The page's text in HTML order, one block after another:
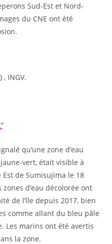
Sud-Est et Nord-
du CNE ont été
, INGV.
qu’une zone d’eau
vert, était visible à
Est de Sumisujima le 18
d’eau décolorée ont
de l’île depuis 2017, bien
comme allant du bleu pâle
Les marins ont été avertis
la zone.